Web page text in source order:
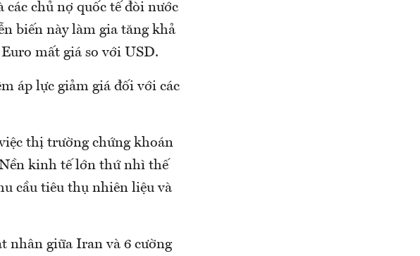
các chủ nợ quốc tế đòi nước
biến này làm gia tăng khả
mất giá so với USD.
áp lực giảm giá đối với các
thị trường chứng khoán
kinh tế lớn thứ nhì thế
cầu tiêu thụ nhiên liệu và
nhân giữa Iran và 6 cường